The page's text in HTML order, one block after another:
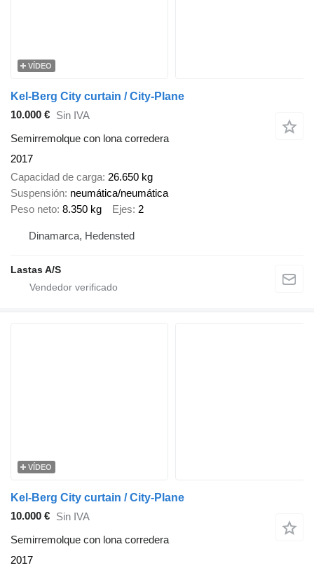
VÍDEO
Kel-Berg City curtain / City-Plane
10.000 € Sin IVA
Semirremolque con lona corredera
2017
Capacidad de carga 26.650 kg
Suspensión neumática/neumática
Peso neto 8.350 kg Ejes 2
Dinamarca, Hedensted
Lastas A/S
VÍDEO
Kel-Berg City curtain / City-Plane
10.000 € Sin IVA
Semirremolque con lona corredera
2017